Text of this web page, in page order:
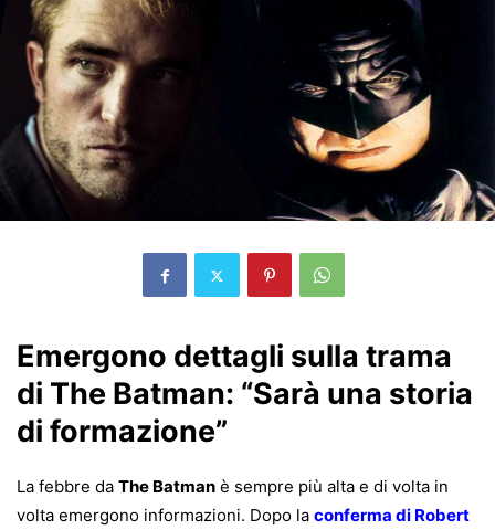
Emergono dettagli sulla trama
di The Batman: “Sarà una storia
di formazione”
La febbre da The Batman è sempre più alta e di volta in
volta emergono informazioni. Dopo la conferma di Robert